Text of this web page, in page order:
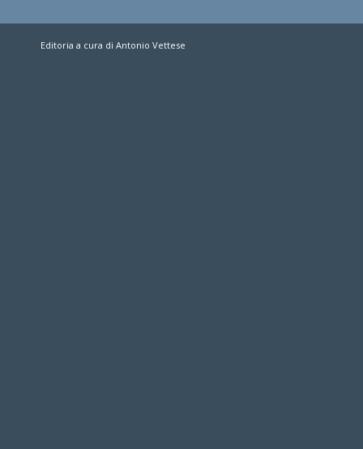
Editoria a cura di Antonio Vettese